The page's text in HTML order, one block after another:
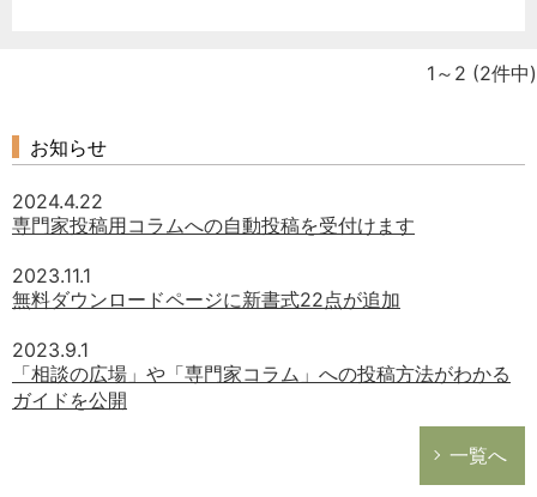
1～2 (2件中)
お知らせ
2024.4.22
専門家投稿用コラムへの自動投稿を受付けます
2023.11.1
無料ダウンロードページに新書式22点が追加
2023.9.1
「相談の広場」や「専門家コラム」への投稿方法がわかる
ガイドを公開
一覧へ